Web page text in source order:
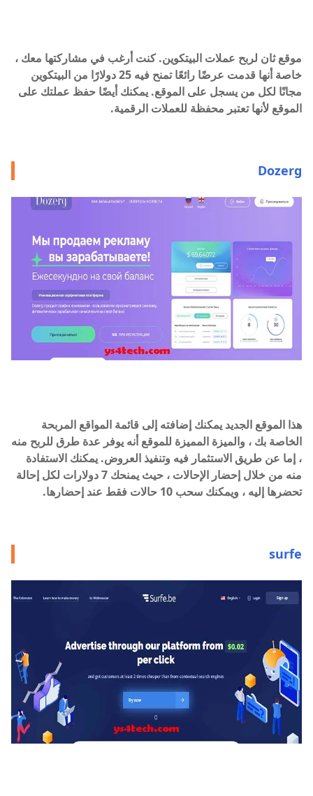
موقع ثان لربح عملات البيتكوين. كنت أرغب في مشاركتها معك ،
خاصة أنها قدمت عرضًا رائعًا تمنح فيه 25 دولارًا من البيتكوين
مجانًا لكل من يسجل على الموقع. يمكنك أيضًا حفظ عملتك على
الموقع لأنها تعتبر محفظة للعملات الرقمية.
Dozerg
هذا الموقع الجديد يمكنك إضافته إلى قائمة المواقع المربحة
الخاصة بك ، والميزة المميزة للموقع أنه يوفر عدة طرق للربح منه
، إما عن طريق الاستثمار فيه وتنفيذ العروض. يمكنك الاستفادة
منه من خلال إحضار الإحالات ، حيث يمنحك 7 دولارات لكل إحالة
تحضرها إليه ، ويمكنك سحب 10 حالات فقط عند إحضارها.
surfe